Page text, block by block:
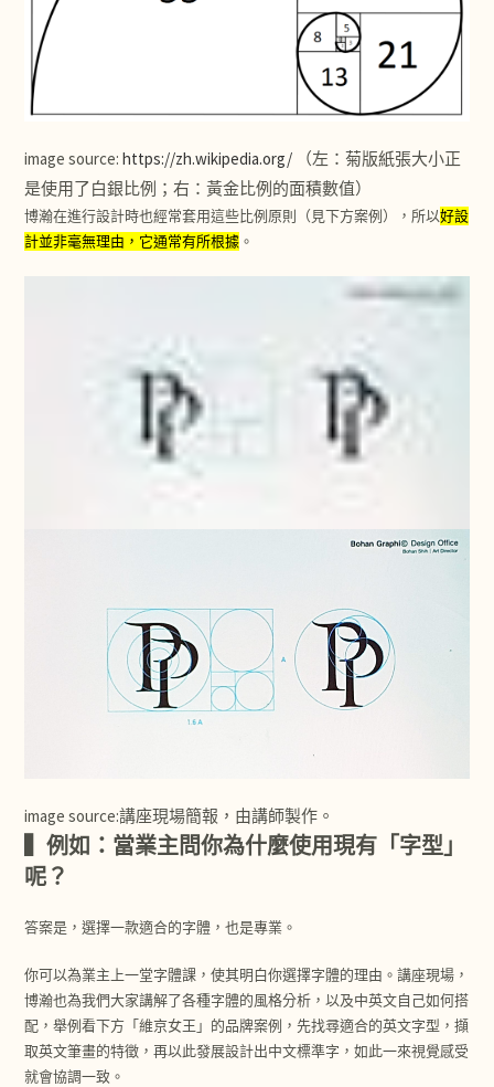
image source:https://zh.wikipedia.org/ （左：菊版紙張大小正
是使用了白銀比例；右：黃金比例的面積數值）
博瀚在進行設計時也經常套用這些比例原則（見下方案例），所以好設
計並非毫無理由，它通常有所根據 。
image source:講座現場簡報，由講師製作。
▍例如：當業主問你為什麼使用現有「字型」
呢？
答案是，選擇一款適合的字體，也是專業。
你可以為業主上一堂字體課，使其明白你選擇字體的理由。講座現場，
博瀚也為我們大家講解了各種字體的風格分析，以及中英文自己如何搭
配，舉例看下方「維京女王」的品牌案例，先找尋適合的英文字型，擷
取英文筆畫的特徵，再以此發展設計出中文標準字，如此一來視覺感受
就會協調一致。